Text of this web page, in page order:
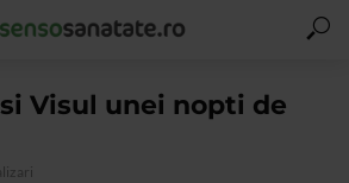
Visul unei nopti de